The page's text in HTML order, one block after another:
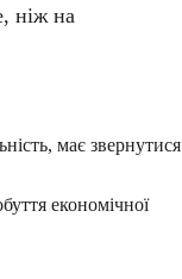
ніж на
має звернутися
економічної